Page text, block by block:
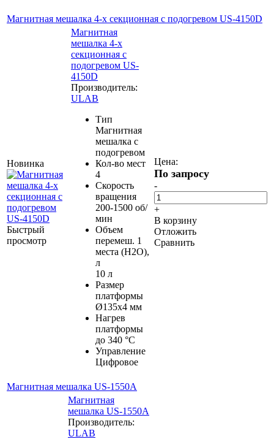
Магнитная мешалка 4-х секционная с подогревом US-4150D
Новинка
Быстрый
просмотр
Магнитная
мешалка 4-х
секционная с
подогревом US-
4150D
Производитель:
ULAB
Тип
Магнитная
мешалка с
подогревом
Кол-во мест
4
Скорость
вращения
200-1500 об/
мин
Объем
перемеш. 1
места (H2O),
л
10 л
Размер
платформы
Ø135х4 мм
Нагрев
платформы
до 340 °С
Управление
Цифровое
Цена:
По запросу
-
+
В корзину
Отложить
Сравнить
Магнитная мешалка US-1550A
Магнитная
мешалка US-1550A
Производитель:
ULAB